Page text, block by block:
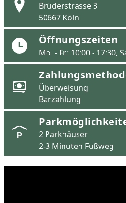
Brüderstrasse 3
50667 Köln
Öffnungszeiten
Mo. - Fr.: 10:00 - 17:30,
Überweisung
Barzahlung
P
2 Parkhäuser
2-3 Minuten Fußweg